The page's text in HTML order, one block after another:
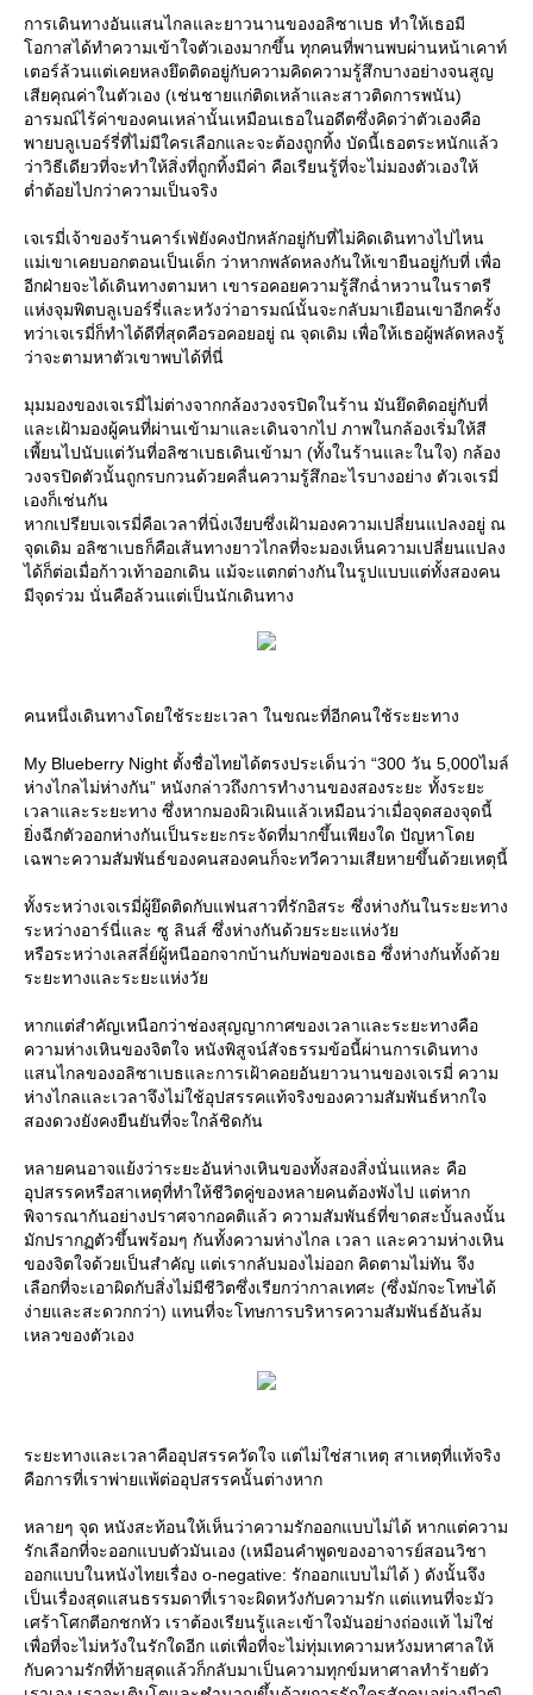
การเดินทางอันแสนไกลและยาวนานของอลิซาเบธ ทำให้เธอมี
อกาสได้ทำความเข้าใจตัวเองมากขึ้น ทุกคนที่พานพบผ่านหน้าเคาท์
เตอร์ล้วนแต่เคยหลงยึดติดอยู่กับความคิดความรู้สึกบางอย่างจนสูญ
เสียคุณค่าในตัวเอง (เช่นชายแก่ติดเหล้าและสาวติดการพนัน)
อารมณ์ไร้ค่าของคนเหล่านั้นเหมือนเธอในอดีตซึ่งคิดว่าตัวเองคือ
พายบลูเบอร์รี่ที่ไม่มีใครเลือกและจะต้องถูกทิ้ง บัดนี้เธอตระหนักแล้ว
ว่าวิธีเดียวที่จะทำให้สิ่งที่ถูกทิ้งมีค่า คือเรียนรู้ที่จะไม่มองตัวเองให้
ต่ำต้อยไปกว่าความเป็นจริง
เจเรมี่เจ้าของร้านคาร์เฟ่ยังคงปักหลักอยู่กับที่ไม่คิดเดินทางไปไหน
ม่เขาเคยบอกตอนเป็นเด็ก ว่าหากพลัดหลงกันให้เขายืนอยู่กับที่ เพื่อ
อีกฝ่ายจะได้เดินทางตามหา เขารอคอยความรู้สึกฉ่ำหวานในราตรี
ห่งจุมพิตบลูเบอร์รี่และหวังว่าอารมณ์นั้นจะกลับมาเยือนเขาอีกครั้ง
ทว่าเจเรมี่ก็ทำได้ดีที่สุดคือรอคอยอยู่ ณ จุดเดิม เพื่อให้เธอผู้พลัดหลงรู้
ว่าจะตามหาตัวเขาพบได้ที่นี่
มุมมองของเจเรมี่ไม่ต่างจากกล้องวงจรปิดในร้าน มันยึดติดอยู่กับที่
ละเฝ้ามองผู้คนที่ผ่านเข้ามาและเดินจากไป ภาพในกล้องเริ่มให้สี
เพี้ยนไปนับแต่วันที่อลิซาเบธเดินเข้ามา (ทั้งในร้านและในใจ) กล้อง
วงจรปิดตัวนั้นถูกรบกวนด้วยคลื่นความรู้สึกอะไรบางอย่าง ตัวเจเรมี่
เองก็เช่นกัน
หากเปรียบเจเรมี่คือเวลาที่นิ่งเงียบซึ่งเฝ้ามองความเปลี่ยนแปลงอยู่ ณ
จุดเดิม อลิซาเบธก็คือเส้นทางยาวไกลที่จะมองเห็นความเปลี่ยนแปลง
ได้ก็ต่อเมื่อก้าวเท้าออกเดิน แม้จะแตกต่างกันในรูปแบบแต่ทั้งสองคน
มีจุดร่วม นั่นคือล้วนแต่เป็นนักเดินทาง
คนหนึ่งเดินทางโดยใช้ระยะเวลา ในขณะที่อีกคนใช้ระยะทาง
My Blueberry Night ตั้งชื่อไทยได้ตรงประเด็นว่า “300 วัน 5,000ไมล์
ห่างไกลไม่ห่างกัน” หนังกล่าวถึงการทำงานของสองระยะ ทั้งระยะ
เวลาและระยะทาง ซึ่งหากมองผิวเผินแล้วเหมือนว่าเมื่อจุดสองจุดนี้
ิ่งฉีกตัวออกห่างกันเป็นระยะกระจัดที่มากขึ้นเพียงใด ปัญหาโด
เฉพาะความสัมพันธ์ของคนสองคนก็จะทวีความเสียหายขึ้นด้วยเหตุนี้
ทั้งระหว่างเจเรมี่ผู้ยึดติดกับแฟนสาวที่รักอิสระ ซึ่งห่างกันในระยะทาง
ระหว่างอาร์นี่และ ซู ลินส์ ซึ่งห่างกันด้วยระยะแห่งวั
หรือระหว่างเลสลี่ย์ผู้หนีออกจากบ้านกับพ่อของเธอ ซึ่งห่างกันทั้งด้ว
ระยะทางและระยะแห่งวั
หากแต่สำคัญเหนือกว่าช่องสุญญากาศของเวลาและระยะทางคือ
ความห่างเหินของจิตใจ หนังพิสูจน์สัจธรรมข้อนี้ผ่านการเดินทาง
สนไกลของอลิซาเบธและการเฝ้าคอยอันยาวนานของเจเรมี่ ความ
ห่างไกลและเวลาจึงไม่ใช้อุปสรรคแท้จริงของความสัมพันธ์หากใจ
สองดวงยังคงยืนยันที่จะใกล้ชิดกัน
หลายคนอาจแย้งว่าระยะอันห่างเหินของทั้งสองสิ่งนั่นแหละ คือ
อุปสรรคหรือสาเหตุที่ทำให้ชีวิตคู่ของหลายคนต้องพังไป แต่หาก
พิจารณากันอย่างปราศจากอคติแล้ว ความสัมพันธ์ที่ขาดสะบั้นลงนั้น
มักปรากฏตัวขึ้นพร้อมๆ กันทั้งความห่างไกล เวลา และความห่างเหิน
ของจิตใจด้วยเป็นสำคัญ แต่เรากลับมองไม่ออก คิดตามไม่ทัน จึง
เลือกที่จะเอาผิดกับสิ่งไม่มีชีวิตซึ่งเรียกว่ากาลเทศะ (ซึ่งมักจะโทษได้
ง่ายและสะดวกกว่า) แทนที่จะโทษการบริหารความสัมพันธ์อันล้ม
เหลวของตัวเอง
ระยะทางและเวลาคืออุปสรรควัดใจ แต่ไม่ใช่สาเหตุ สาเหตุที่แท้จริง
คือการที่เราพ่ายแพ้ต่ออุปสรรคนั้นต่างหาก
หลายๆ จุด หนังสะท้อนให้เห็นว่าความรักออกแบบไม่ได้ หากแต่ความ
รักเลือกที่จะออกแบบตัวมันเอง (เหมือนคำพูดของอาจารย์สอนวิชา
ออกแบบในหนังไทยเรื่อง o-negative: รักออกแบบไม่ได้ ) ดังนั้นจึง
เป็นเรื่องสุดแสนธรรมดาที่เราจะผิดหวังกับความรัก แต่แทนที่จะมัว
เศร้าโศกตีอกชกหัว เราต้องเรียนรู้และเข้าใจมันอย่างถ่องแท้ ไม่ใช่
เพื่อที่จะไม่หวังในรักใดอีก แต่เพื่อที่จะไม่ทุ่มเทความหวังมหาศาลให้
กับความรักที่ท้ายสุดแล้วก็กลับมาเป็นความทุกข์มหาศาลทำร้ายตัว